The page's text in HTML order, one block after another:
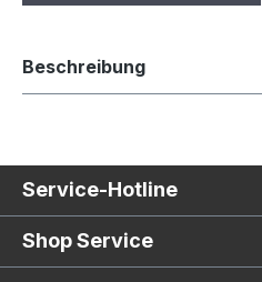
Beschreibung
Service-Hotline
Shop Service